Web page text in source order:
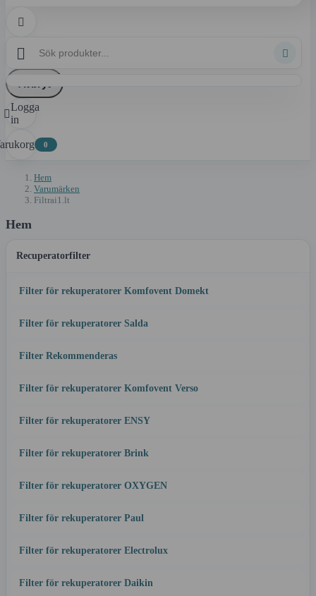

 

Logga
in
0
Hem
Varumärken
Filtrai1.lt
Hem
Recuperatorfilter
Filter för rekuperatorer Komfovent Domekt
Filter för rekuperatorer Salda
Filter Rekommenderas
Filter för rekuperatorer Komfovent Verso
Filter för rekuperatorer ENSY
Filter för rekuperatorer Brink
Filter för rekuperatorer OXYGEN
Filter för rekuperatorer Paul
Filter för rekuperatorer Electrolux
Filter för rekuperatorer Daikin